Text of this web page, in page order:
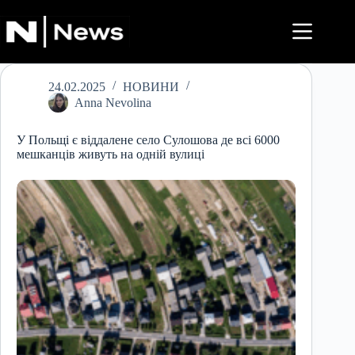
до
вмісту
24.02.2025
НОВИНИ
Anna Nevolina
У Польщі є віддалене село Сулошова де всі 6000
мешканців живуть на одній вулиці